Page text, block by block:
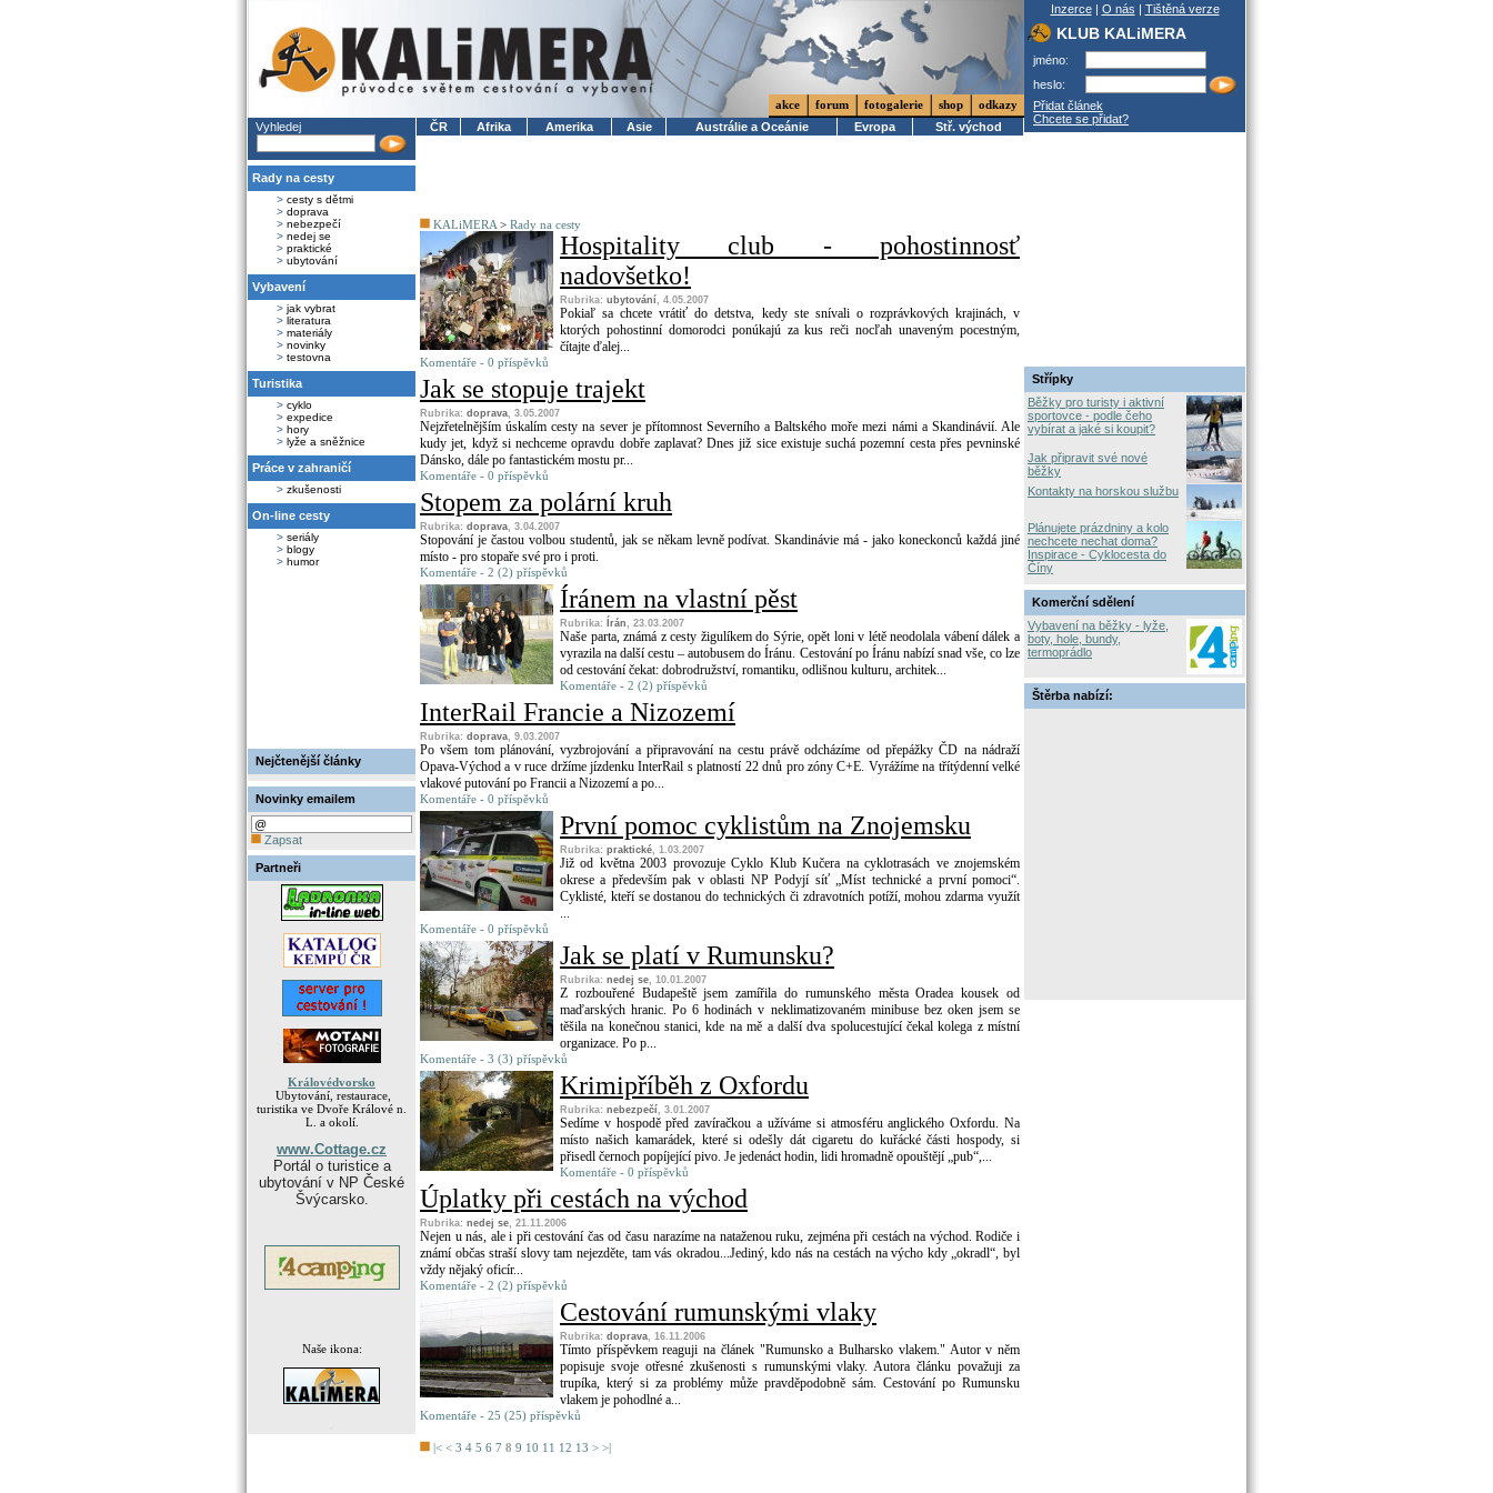
Vyhledej
Rady na cesty
> cesty s dětmi
> doprava
> nebezpečí
> nedej se
> praktické
> ubytování
Vybavení
> jak vybrat
> literatura
> materiály
> novinky
> testovna
Turistika
> cyklo
> expedice
> hory
> lyže a sněžnice
Práce v zahraničí
> zkušenosti
On-line cesty
> seriály
> blogy
> humor
Nejčtenější články
Novinky emailem
Zapsat
Partneři
Královédvorsko
Ubytování, restaurace,
turistika ve Dvoře Králové n.
L. a okolí.
www.Cottage.cz
Portál o turistice a
ubytování v NP České
Švýcarsko.
Naše ikona:
akce forum fotogalerie shop
odkazy
ČR
Afrika Amerika Asie Austrálie a Oceánie Evropa Stř. východ
KALiMERA > Rady na cesty
Hospitality club - pohostinnosť
nadovšetko!
Rubrika: ubytování, 4.05.2007
Pokiaľ sa chcete vrátiť do detstva, kedy ste snívali o rozprávkových krajinách, v
ktorých pohostinní domorodci ponúkajú za kus reči nocľah unaveným pocestným,
čítajte ďalej...
Komentáře - 0 příspěvků
Jak se stopuje trajekt
Rubrika: doprava, 3.05.2007
Nejzřetelnějším úskalím cesty na sever je přítomnost Severního a Baltského moře mezi námi a Skandinávií. Ale
kudy jet, když si nechceme opravdu dobře zaplavat? Dnes již sice existuje suchá pozemní cesta přes pevninské
Dánsko, dále po fantastickém mostu pr...
Komentáře - 0 příspěvků
Stopem za polární kruh
Rubrika: doprava, 3.04.2007
Stopování je častou volbou studentů, jak se někam levně podívat. Skandinávie má - jako koneckonců každá jiné
místo - pro stopaře své pro i proti.
Komentáře - 2 (2) příspěvků
Íránem na vlastní pěst
Rubrika: Írán, 23.03.2007
Naše parta, známá z cesty žigulíkem do Sýrie, opět loni v létě neodolala vábení dálek a
vyrazila na další cestu – autobusem do Íránu. Cestování po Íránu nabízí snad vše, co lze
od cestování čekat: dobrodružství, romantiku, odlišnou kulturu, architek...
Komentáře - 2 (2) příspěvků
InterRail Francie a Nizozemí
Rubrika: doprava, 9.03.2007
Po všem tom plánování, vyzbrojování a připravování na cestu právě odcházíme od přepážky ČD na nádraží
Opava-Východ a v ruce držíme jízdenku InterRail s platností 22 dnů pro zóny C+E. Vyrážíme na třítýdenní velké
vlakové putování po Francii a Nizozemí a po...
Komentáře - 0 příspěvků
První pomoc cyklistům na Znojemsku
Rubrika: praktické, 1.03.2007
Již od května 2003 provozuje Cyklo Klub Kučera na cyklotrasách ve znojemském
okrese a především pak v oblasti NP Podyjí síť „Míst technické a první pomoci“.
Cyklisté, kteří se dostanou do technických či zdravotních potíží, mohou zdarma využít
...
Komentáře - 0 příspěvků
Jak se platí v Rumunsku?
Rubrika: nedej se, 10.01.2007
Z rozbouřené Budapeště jsem zamířila do rumunského města Oradea kousek od
maďarských hranic. Po 6 hodinách v neklimatizovaném minibuse bez oken jsem se
těšila na konečnou stanici, kde na mě a další dva spolucestující čekal kolega z místní
organizace. Po p...
Komentáře - 3 (3) příspěvků
Krimipříběh z Oxfordu
Rubrika: nebezpečí, 3.01.2007
Sedíme v hospodě před zavíračkou a užíváme si atmosféru anglického Oxfordu. Na
místo našich kamarádek, které si odešly dát cigaretu do kuřácké části hospody, si
přisedl černoch popíjející pivo. Je jedenáct hodin, lidi hromadně opouštějí „pub“,...
Komentáře - 0 příspěvků
Úplatky při cestách na východ
Rubrika: nedej se, 21.11.2006
Nejen u nás, ale i při cestování čas od času narazíme na nataženou ruku, zejména při cestách na východ. Rodiče i
známí občas straší slovy tam nejezděte, tam vás okradou...Jediný, kdo nás na cestách na výcho kdy „okradl“, byl
vždy nějaký oficír...
Komentáře - 2 (2) příspěvků
Cestování rumunskými vlaky
Rubrika: doprava, 16.11.2006
Tímto příspěvkem reaguji na článek "Rumunsko a Bulharsko vlakem." Autor v něm
popisuje svoje otřesné zkušenosti s rumunskými vlaky. Autora článku považuji za
trupíka, který si za problémy může pravděpodobně sám. Cestování po Rumunsku
vlakem je pohodlné a...
Komentáře - 25 (25) příspěvků
|< < 3 4 5 6 7 8 9 10 11 12 13 > >|
Inzerce| O nás | Tištěná verze
KLUB KALiMERA
jméno:
heslo:
Přidat článek
Chcete se přidat?
Střípky
Běžky pro turisty i aktivní
sportovce - podle čeho
vybírat a jaké si koupit?
Jak připravit své nové
běžky
Kontakty na horskou službu
Plánujete prázdniny a kolo
nechcete nechat doma?
Inspirace - Cyklocesta do
Číny
Komerční sdělení
Vybavení na běžky - lyže,
boty, hole, bundy,
termoprádlo
Štěrba nabízí: